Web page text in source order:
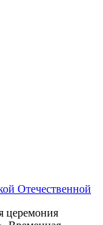
Отечественной
церемония